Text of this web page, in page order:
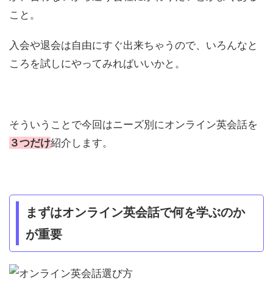
こと。
入会や退会は自由にすぐ出来ちゃうので、いろんなと
ころを試しにやってみればいいかと。
そういうことで今回はニーズ別にオンライン英会話を
３つだけ紹介します。
まずはオンライン英会話で何を学ぶのか
が重要